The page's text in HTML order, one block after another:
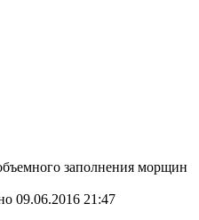
заполнения морщин
09.06.2016 21:47